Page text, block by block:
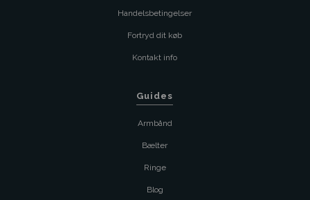
Handelsbetingelser
Fortryd dit køb
Kontakt info
Guides
Armbånd
Bælter
Ringe
Blog